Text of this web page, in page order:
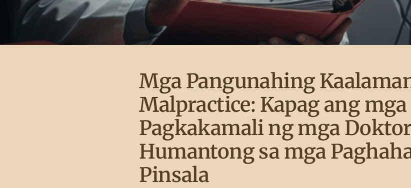
Mga Pangunahing
Malpractice: Kapag ang mga
Pagkakamali ng mga
Humantong sa mga
Pinsala